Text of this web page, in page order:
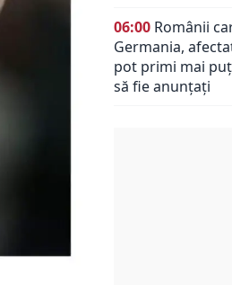
06:00 Românii
Germania,
pot primi mai
să fie anunțați